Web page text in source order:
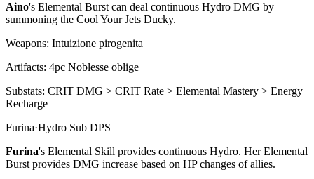
Aino's Elemental Burst can deal continuous Hydro DMG by
summoning the Cool Your Jets Ducky.
Weapons: Intuizione pirogenita
Artifacts: 4pc Noblesse oblige
Substats: CRIT DMG > CRIT Rate > Elemental Mastery > Energy
Recharge
Furina·Hydro Sub DPS
Furina's Elemental Skill provides continuous Hydro. HerElemental
Burst provides DMG increase based on HP changes of allies.